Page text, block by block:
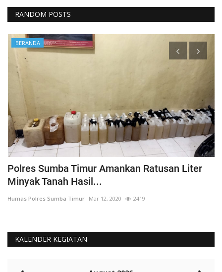
RANDOM POSTS
BERANDA
Polres Sumba Timur Amankan Ratusan Liter
Minyak Tanah Hasil...
Humas Polres Sumba Timur Mar 12, 2020 2419
KALENDER KEGIATAN